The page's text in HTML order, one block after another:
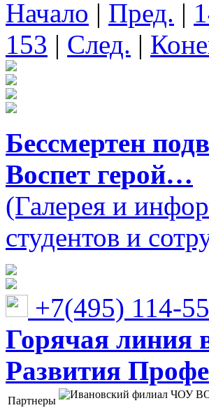
Начало | Пред. |
153 | След. |
Бессмертен
Воспет герой…
(Галерея и
студентов и
+7(495) 114-
Горячая линия
Развития
Партнеры